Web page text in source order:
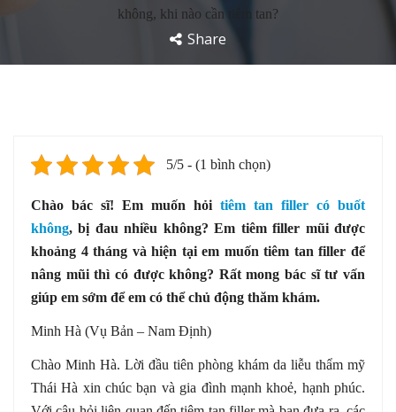
không, khi nào cần tiêm tan?
Share
5/5 - (1 bình chọn)
Chào bác sĩ! Em muốn hỏi tiêm tan filler có buốt
không, bị đau nhiều không? Em tiêm filler mũi được
khoảng 4 tháng và hiện tại em muốn tiêm tan filler để
nâng mũi thì có được không? Rất mong bác sĩ tư vấn
giúp em sớm để em có thể chủ động thăm khám.
Minh Hà (Vụ Bản – Nam Định)
Chào Minh Hà. Lời đầu tiên phòng khám da liễu thẩm mỹ
Thái Hà xin chúc bạn và gia đình mạnh khoẻ, hạnh phúc.